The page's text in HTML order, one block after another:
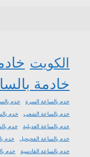
الكويت
خادمة
خدم بالساعة السرة خدم
خدم بالساعة الشعب
خدم
خدم بالساعة العديلية
خدم
خدم بالساعة الفحيحيل
خدم
خدم بالساعة القادسية
خدم